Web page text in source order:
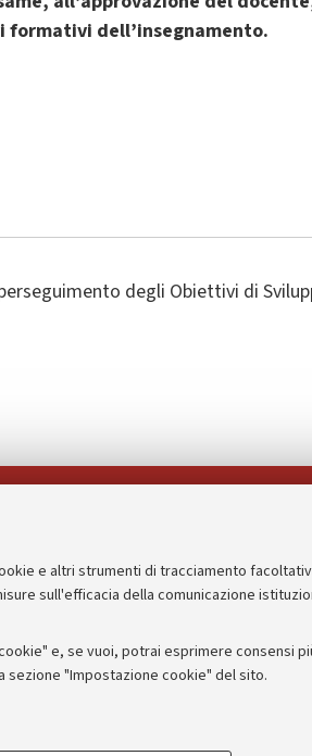
e altri strumenti di tracciamento
sull'efficacia della comunicazione
e, se vuoi, potrai esprimere consensi
"Impostazione cookie" del sito.
dell’insegnamento.
degli Obiettivi di
Bandi, gare e concorsi
Amministrazione